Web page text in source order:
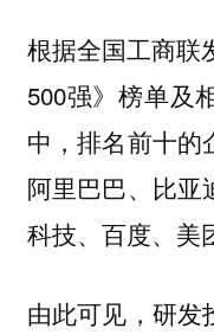
根据全国工商联
500强》榜单及
中，排名前十的
阿里巴巴、比亚
科技、百度、美
由此可见， 研发